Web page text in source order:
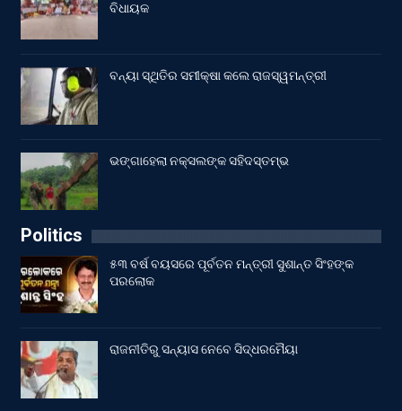
ବିଧାୟକ
ବନ୍ୟା ସ୍ଥିତିର ସମୀକ୍ଷା କଲେ ରାଜସ୍ୱମନ୍ତ୍ରୀ
ଭଙ୍ଗାହେଲା ନକ୍ସଲଙ୍କ ସହିଦସ୍ତମ୍ଭ
Politics
୫୩ ବର୍ଷ ବୟସରେ ପୂର୍ବତନ ମନ୍ତ୍ରୀ ସୁଶାନ୍ତ ସିଂହଙ୍କ
ପରଲୋକ
ରାଜନୀତିରୁ ସନ୍ୟାସ ନେବେ ସିଦ୍ଧରମୈୟା